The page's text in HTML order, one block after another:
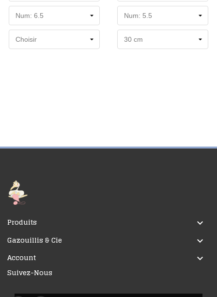
Produits 
Gazouillis & Cie 
Account 
Suivez-Nous